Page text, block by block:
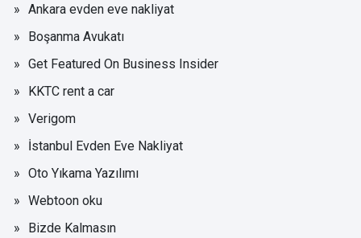
Ankara evden eve nakliyat
Boşanma Avukatı
Get Featured On Business Insider
KKTC rent a car
Verigom
İstanbul Evden Eve Nakliyat
Oto Yıkama Yazılımı
Webtoon oku
Bizde Kalmasın